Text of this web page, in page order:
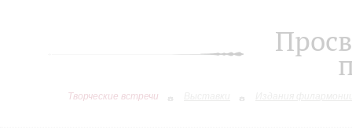
Творческие встречи